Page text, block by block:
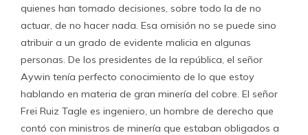
quienes han tomado decisiones, sobre todo la de no
actuar, de no hacer nada. Esa omisión no se puede sino
atribuir a un grado de evidente malicia en algunas
personas. De los presidentes de la república, el señor
Aywin tenía perfecto conocimiento de lo que estoy
hablando en materia de gran minería del cobre. El señor
Frei Ruiz Tagle es ingeniero, un hombre de derecho que
contó con ministros de minería que estaban obligados a